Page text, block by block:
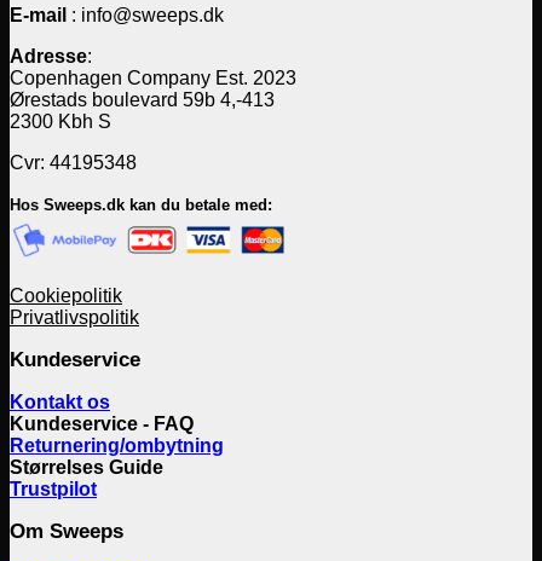
E-mail : info@sweeps.dk
Adresse:
Copenhagen Company Est. 2023
Ørestads boulevard 59b 4,-413
2300 Kbh S
Cvr: 44195348
Hos Sweeps.dk kan du betale med:
Cookiepolitik
Privatlivspolitik
Kundeservice
Kontakt os
Kundeservice - FAQ
Returnering/ombytning
Størrelses Guide
Trustpilot
Om Sweeps